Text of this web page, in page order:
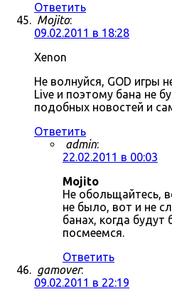
Ответить
Mojito:
09.02.2011 в 18:28
Xenon
Не волнуйся, GOD игры
Live и поэтому бана не
подобных новостей и
Ответить
admin:
22.02.2011 в 00:03
Mojito
Не обольщайтесь,
не было, вот и не
банах, когда будут
посмеемся.
Ответить
gamover:
09.02.2011 в 22:19